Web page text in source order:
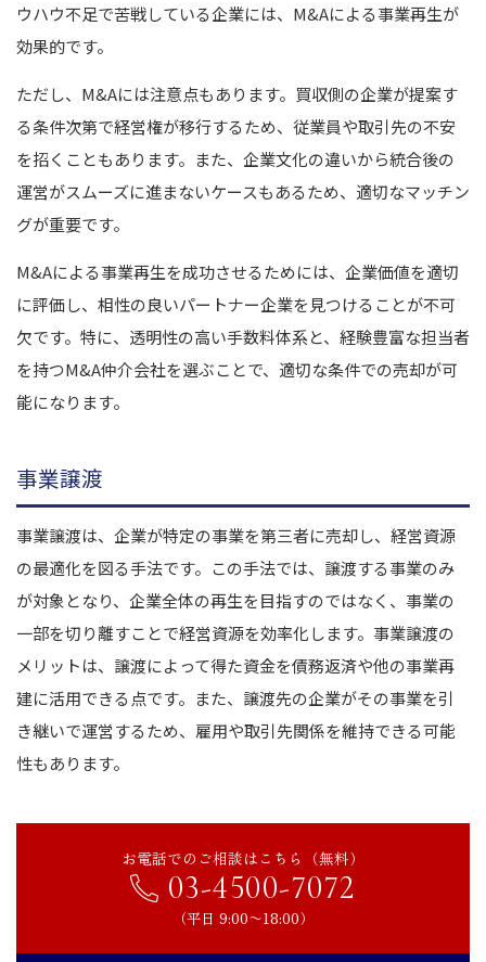
ウハウ不足で苦戦している企業には、M&Aによる事業再生が
効果的です。
ただし、M&Aには注意点もあります。買収側の企業が提案す
る条件次第で経営権が移行するため、従業員や取引先の不安
を招くこともあります。また、企業文化の違いから統合後の
運営がスムーズに進まないケースもあるため、適切なマッチン
グが重要です。
M&Aによる事業再生を成功させるためには、企業価値を適切
に評価し、相性の良いパートナー企業を見つけることが不可
欠です。特に、透明性の高い手数料体系と、経験豊富な担当者
を持つM&A仲介会社を選ぶことで、適切な条件での売却が可
能になります。
事業譲渡
事業譲渡は、企業が特定の事業を第三者に売却し、経営資源
の最適化を図る手法です。この手法では、譲渡する事業のみ
が対象となり、企業全体の再生を目指すのではなく、事業の
一部を切り離すことで経営資源を効率化します。事業譲渡の
メリットは、譲渡によって得た資金を債務返済や他の事業再
建に活用できる点です。また、譲渡先の企業がその事業を引
き継いで運営するため、雇用や取引先関係を維持できる可能
性もあります。
お電話でのご相談はこちら（無料）
03-4500-7072
（平日 9:00〜18:00）